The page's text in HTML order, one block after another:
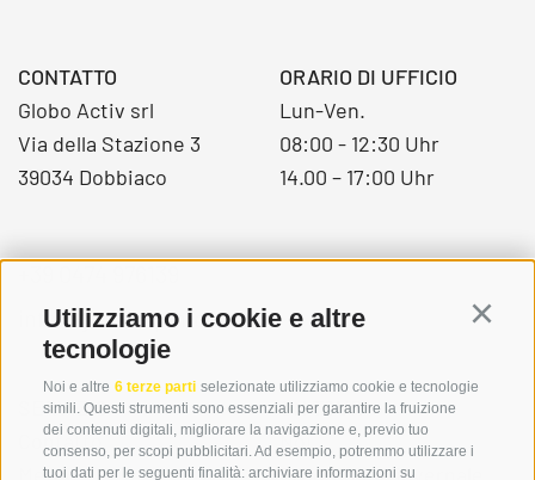
Utilizziamo i cookie e altre
tecnologie
Noi e altre 6 terze parti selezionate utilizziamo cookie e tecnologie
simili. Questi strumenti sono essenziali per garantire la fruizione
dei contenuti digitali, migliorare la navigazione e, previo tuo
consenso, per scopi pubblicitari. Ad esempio, potremmo utilizzare i
tuoi dati per le seguenti finalità: archiviare informazioni su
CONTATTO
Globo Activ srl
Via della Stazione 3
39034 Dobbiaco
info@globoalpin.com
ORARIO DI UFFICIO
Lun-Ven.
08:00 - 12:30 Uhr
14.00 – 17:00 Uhr
SERVIZIO
Contatto
Meteo
ON TOUR
Noi
Programma invernale